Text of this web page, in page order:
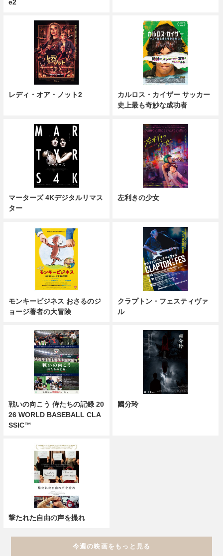
e2
レディ・オア・ノット2
カルロス・カイザー サッカー
史上最も奇妙な成功者
マーターズ 4Kデジタルリマス
ター
左利きの少女
モンキービジネス おさるのジ
ョージ著者の大冒険
クラプトン・フェスティヴァ
ル
戦いの向こう 侍たちの記録 20
26 WORLD BASEBALL CLA
SSIC™
國分玲
撃たれた自由の声を撮れ
今週の映画をもっと見る